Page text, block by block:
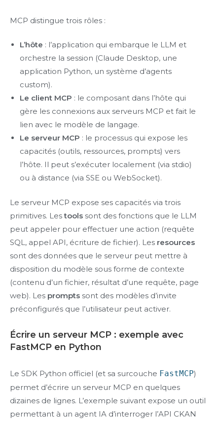
MCP distingue trois rôles :
L’hôte : l’application qui embarque le LLM et
orchestre la session (Claude Desktop, une
application Python, un système d’agents
custom).
Le client MCP : le composant dans l’hôte qui
gère les connexions aux serveurs MCP et fait le
lien avec le modèle de langage.
Le serveur MCP : le processus qui expose les
capacités (outils, ressources, prompts) vers
l’hôte. Il peut s’exécuter localement (via stdio)
ou à distance (via SSE ou WebSocket).
Le serveur MCP expose ses capacités via trois
primitives. Lestools sont des fonctions que le LLM
peut appeler pour effectuer une action (requête
SQL, appel API, écriture de fichier). Les resources
sont des données que le serveur peut mettre à
disposition du modèle sous forme de contexte
(contenu d’un fichier, résultat d’une requête, page
web). Les prompts sont des modèles d’invite
préconfigurés que l’utilisateur peut activer.
Écrire un serveur MCP : exemple avec
FastMCP en Python
Le SDK Python officiel (et sa surcouche FastMCP)
permet d’écrire un serveur MCP en quelques
dizaines de lignes. L’exemple suivant expose un outil
permettant à un agent IA d’interroger l’API CKAN